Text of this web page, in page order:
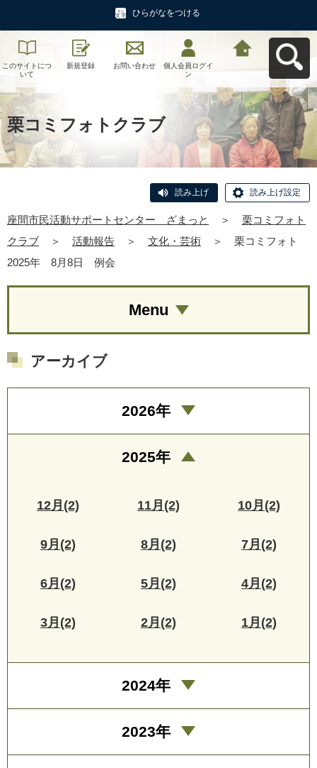
ひらがなをつける
このサイトにつ
いて
新規登録 お問い合わせ
個人会員ログイ
ン
戻る
栗コミフォトクラブ
読み上げ 読み上げ設定
座間市民活動サポートセンター ざまっと ＞
栗コミフォト
クラブ
＞ 活動報告 ＞ 文化・芸術 ＞
栗コミフォト
2025年 8月8日 例会
Menu
アーカイブ
2026年
2025年
12月(2) 11月(2) 10月(2)
9月(2) 8月(2) 7月(2)
6月(2) 5月(2) 4月(2)
3月(2) 2月(2) 1月(2)
2024年
2023年